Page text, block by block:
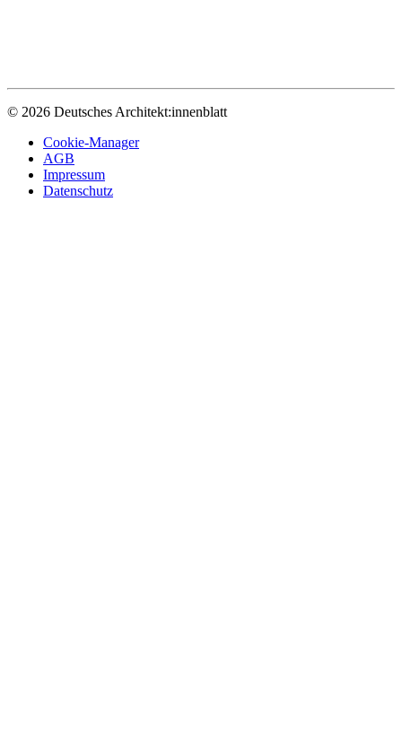
© 2026 Deutsches Architekt:innenblatt
Cookie-Manager
AGB
Impressum
Datenschutz